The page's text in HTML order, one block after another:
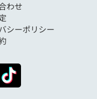
わせ
シーポリシー